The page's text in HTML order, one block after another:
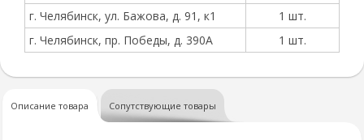
г. Челябинск, ул. Бажова, д. 91, к1
1 шт.
г. Челябинск, пр. Победы, д. 390А
1 шт.
Описание товара Сопутствующие товары